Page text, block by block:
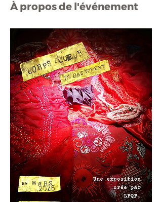
À propos de l'événement